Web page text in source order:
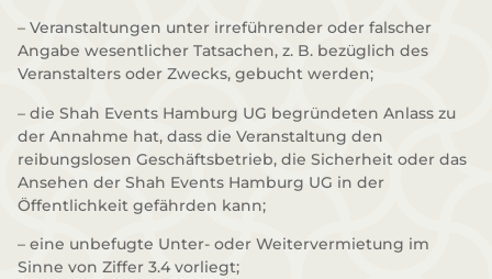
– Veranstaltungen unter irreführender oder falscher
Angabe wesentlicher Tatsachen, z. B. bezüglich des
Veranstalters oder Zwecks, gebucht werden;
– die Shah Events Hamburg UG begründeten Anlass zu
der Annahme hat, dass die Veranstaltung den
reibungslosen Geschäftsbetrieb, die Sicherheit oder das
Ansehen der Shah Events Hamburg UG in der
Öffentlichkeit gefährden kann;
– eine unbefugte Unter- oder Weitervermietung im
Sinne von Ziffer 3.4 vorliegt;